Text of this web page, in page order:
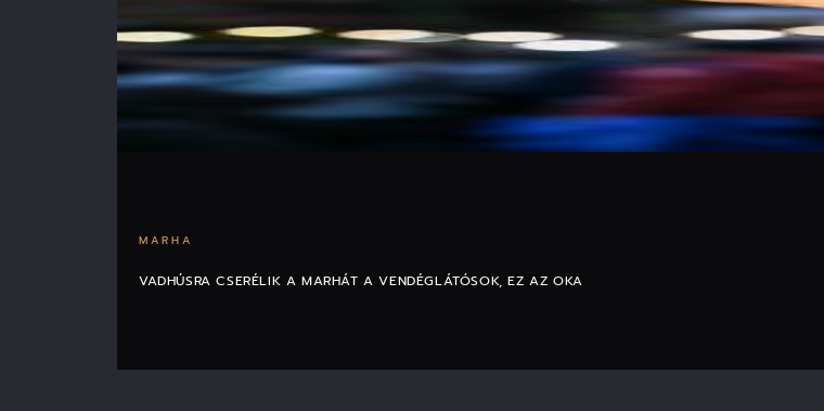
MARHA
VADHÚSRA CSERÉLIK A MARHÁT A VENDÉGLÁTÓSOK, EZ AZ OKA